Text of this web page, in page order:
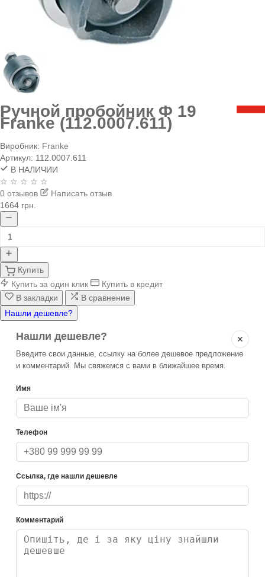
Ручной пробойник Ф 19
Franke (112.0007.611)
Виробник: Franke
Артикул: 112.0007.611
В НАЛИЧИИ
☆ ☆ ☆ ☆ ☆
0 отзывов
Написать отзыв
1664 грн.
Купить
Купить за один клик
Купить в кредит
В закладки
В сравнение
Нашли дешевле?
✕
Нашли дешевле?
Введите свои данные, ссылку на более дешевое предложение
и комментарий. Мы свяжемся с вами в ближайшее время.
Имя
Телефон
Ссылка, где нашли дешевле
Комментарий